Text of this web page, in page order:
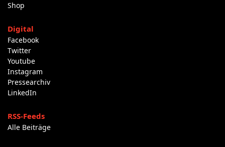
Shop
Digital
Facebook
Twitter
Youtube
Instagram
Pressearchiv
LinkedIn
RSS-Feeds
Alle Beiträge